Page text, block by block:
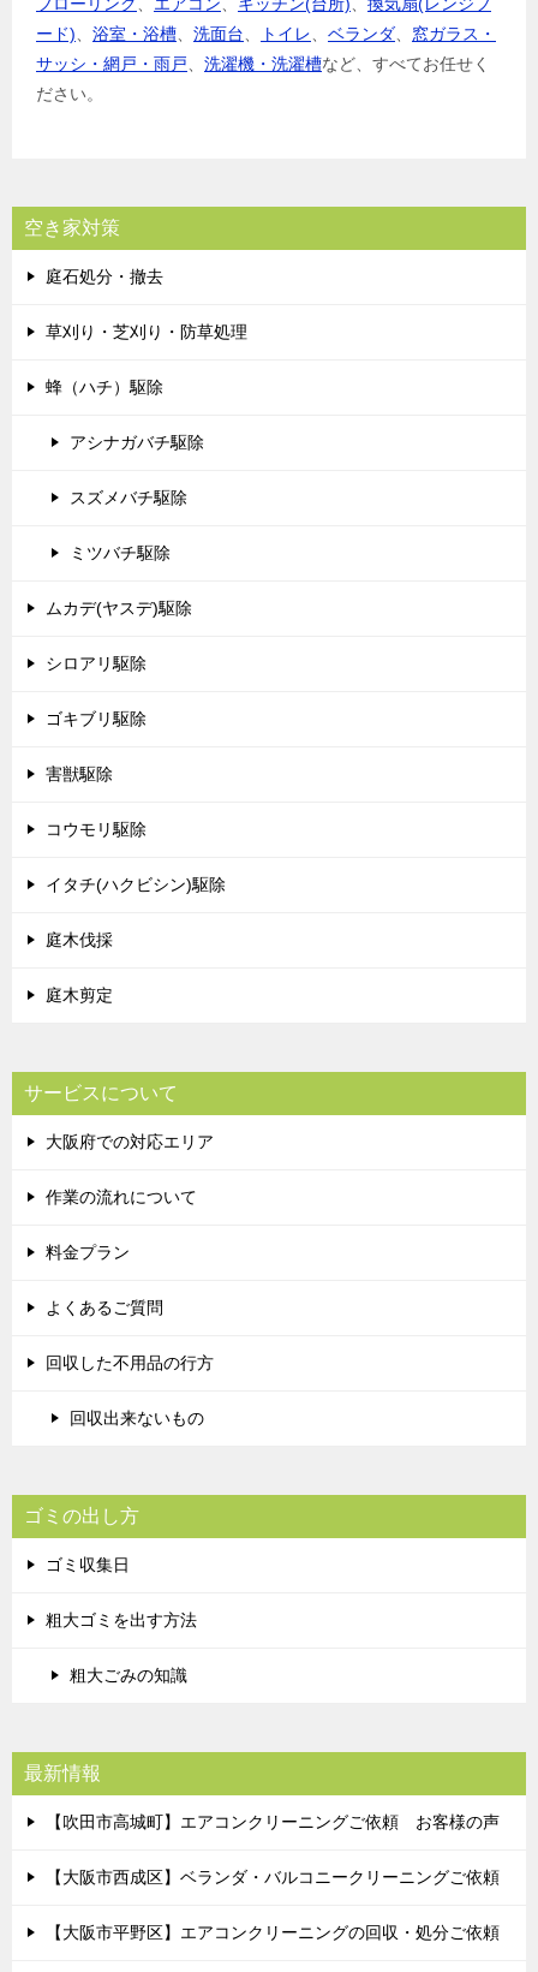
ード)
浴室・浴槽 洗面台 トイレ ベランダ
窓ガラス・
サッシ・網戸・雨戸
洗濯機・洗濯槽など、すべてお任せく
ださい。
空き家対策
庭石処分・撤去
草刈り・芝刈り・防草処理
蜂（ハチ）駆除
アシナガバチ駆除
スズメバチ駆除
ミツバチ駆除
ムカデ(ヤスデ)駆除
シロアリ駆除
ゴキブリ駆除
害獣駆除
コウモリ駆除
イタチ(ハクビシン)駆除
庭木伐採
庭木剪定
サービスについて
大阪府での対応エリア
作業の流れについて
料金プラン
よくあるご質問
回収した不用品の行方
回収出来ないもの
ゴミの出し方
ゴミ収集日
粗大ゴミを出す方法
粗大ごみの知識
最新情報
【吹田市高城町】エアコンクリーニングご依頼 お客様の声
【大阪市西成区】ベランダ・バルコニークリーニングご依頼
【大阪市平野区】エアコンクリーニングの回収・処分ご依頼